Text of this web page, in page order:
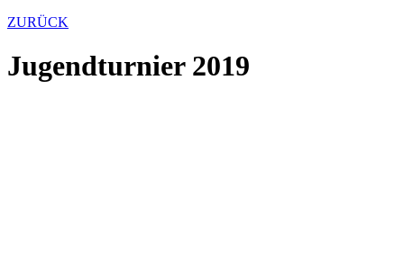
ZURÜCK
Jugendturnier 2019